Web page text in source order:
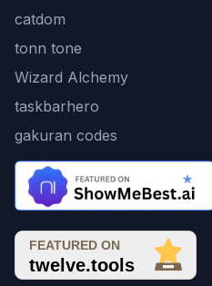
catdom
tonn tone
Wizard Alchemy
taskbarhero
gakuran codes